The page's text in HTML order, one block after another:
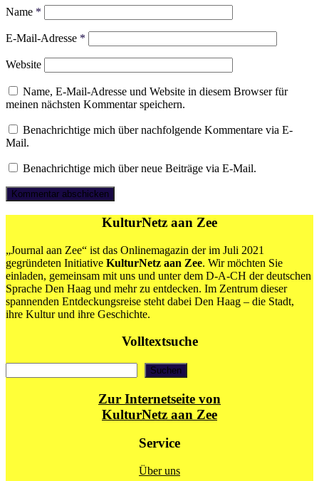
Name *
E-Mail-Adresse *
Website
Name, E-Mail-Adresse und Website in diesem Browser für
meinen nächsten Kommentar speichern.
Benachrichtige mich über nachfolgende Kommentare via E-
Mail.
Benachrichtige mich über neue Beiträge via E-Mail.
KulturNetz aan Zee
„Journal aan Zee“ ist das Onlinemagazin der im Juli 2021
gegründeten Initiative KulturNetz aan Zee. Wir möchten Sie
einladen, gemeinsam mit uns und unter dem D-A-CH der deutschen
Sprache Den Haag und mehr zu entdecken. Im Zentrum dieser
spannenden Entdeckungsreise steht dabei Den Haag – die Stadt,
ihre Kultur und ihre Geschichte.
Volltextsuche
Suchen
Zur Internetseite von
KulturNetz aan Zee
Service
Über uns